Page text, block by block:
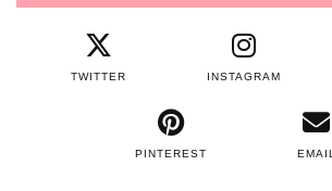
TWITTER INSTAGRAM
PINTEREST EMAIL